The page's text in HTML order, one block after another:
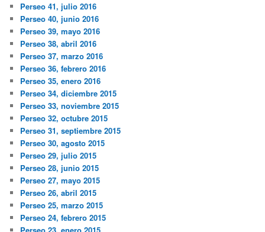
Perseo 41, julio 2016
Perseo 40, junio 2016
Perseo 39, mayo 2016
Perseo 38, abril 2016
Perseo 37, marzo 2016
Perseo 36, febrero 2016
Perseo 35, enero 2016
Perseo 34, diciembre 2015
Perseo 33, noviembre 2015
Perseo 32, octubre 2015
Perseo 31, septiembre 2015
Perseo 30, agosto 2015
Perseo 29, julio 2015
Perseo 28, junio 2015
Perseo 27, mayo 2015
Perseo 26, abril 2015
Perseo 25, marzo 2015
Perseo 24, febrero 2015